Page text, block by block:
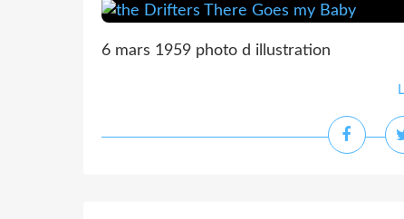
6 mars 1959 photo d illustration